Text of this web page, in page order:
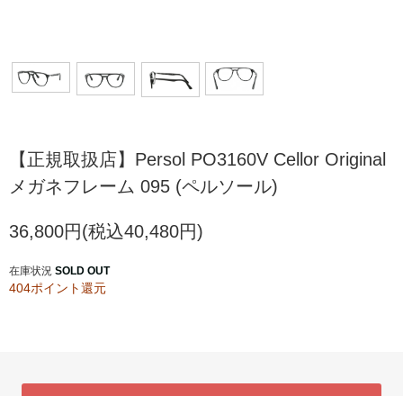
【正規取扱店】Persol PO3160V Cellor Original
メガネフレーム 095 (ペルソール)
36,800円(税込40,480円)
在庫状況 SOLD OUT
404ポイント還元